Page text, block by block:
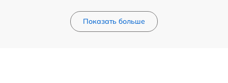
Показать больше